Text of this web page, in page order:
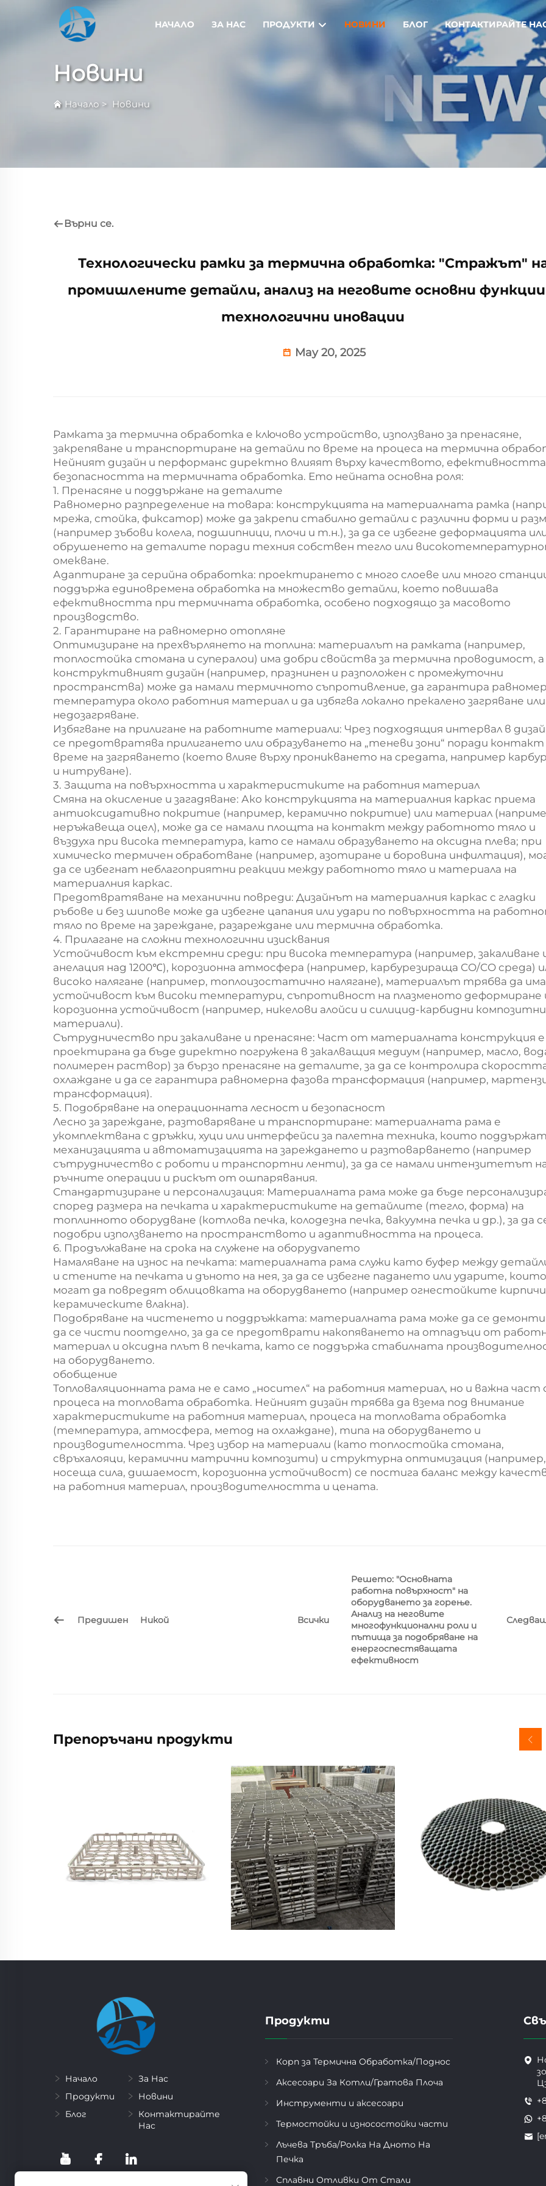
НАЧАЛО ЗА НАС ПРОДУКТИ НОВИНИ БЛОГ КОНТАКТИРАЙТЕ
Новини
Начало > Новини
Върни се.
Технологически рамки за термична обработка: "Стражът"
промишлените детайли, анализ на неговите основни
технологични иновации
May 20, 2025
Рамката за термична обработка е ключово устройство, използвано за пренасяне,
закрепяване и транспортиране на детайли по време на процеса на термична
Нейният дизайн и перформанс директно влияят върху качеството,
безопасността на термичната обработка. Ето нейната основна роля:
1. Пренасяне и поддържане на деталите
Равномерно разпределение на товара: конструкцията на материалната рамка
мрежа, стойка, фиксатор) може да закрепи стабилно детайли с различни форми и
(например зъбови колела, подшипници, плочи и т.н.), за да се избегне деформацията
обрушенето на деталите поради техния собствен тегло или
омекване.
Адаптиране за серийна обработка: проектирането с много слоеве или много
поддържа единовремена обработка на множество детайли, което повишава
ефективността при термичната обработка, особено подходящо за масовото
производство.
2. Гарантиране на равномерно отопляне
Оптимизиране на прехвърлянето на топлина: материалът на рамката (например,
топлостойка стомана и супералои) има добри свойства за термична проводимост, а
конструктивният дизайн (например, празнинен и разположен с промежуточни
пространства) може да намали термичното съпротивление, да гарантира
температура около работния материал и да избягва локално прекалено загряване или
недозагряване.
Избягване на прилигане на работните материали: Чрез подходящия интервал в
се предотвратява прилигането или образуването на „теневи зони“ поради контакт
време на загряването (което влияе върху проникването на средата, например
и нитруване).
3. Защита на повърхността и характеристиките на работния материал
Смяна на окисление и загадяване: Ако конструкцията на материалния каркас приема
антиоксидативно покритие (например, керамично покритие) или материал
неръжавеща оцел), може да се намали площта на контакт между работното тяло и
въздуха при висока температура, като се намали образуването на оксидна плева; при
химическо термичен обработване (например, азотиране и боровина инфилтация),
да се избегнат неблагоприятни реакции между работното тяло и материала на
материалния каркас.
Предотвратяване на механични повреди: Дизайнът на материалния каркас с гладки
ръбове и без шипове може да избегне цапания или удари по повърхността на
тяло по време на зареждане, разареждане или термична обработка.
4. Прилагане на сложни технологични изисквания
Устойчивост към екстремни среди: при висока температура (например, закаливане
анелация над 1200℃), корозионна атмосфера (например, карбурезираща CO/CO среда)
високо налягане (например, топлоизостатично налягане), материалът трябва да има
устойчивост към високи температури, съпротивност на плазменото деформиране
корозионна устойчивост (например, никелови алойси и силицид-карбидни композитни
материали).
Сътрудничество при закаливане и пренасяне: Част от материалната конструкция е
проектирана да бъде директно погружена в закалващия медиум (например, масло,
полимерен раствор) за бързо пренасяне на деталите, за да се контролира
охлаждане и да се гарантира равномерна фазова трансформация (например,
трансформация).
5. Подобряване на операционната лесност и безопасност
Лесно за зареждане, разтоваряване и транспортиране: материалната рама е
укомплектвана с дръжки, хуци или интерфейси за палетна техника, които поддържат
механизацията и автоматизацията на зареждането и разтоварването (например
сътрудничество с роботи и транспортни ленти), за да се намали интензитетът
ръчните операции и рискът от ошпарявания.
Стандартизиране и персонализация: Материалната рама може да бъде
според размера на печката и характеристиките на детайлите (тегло, форма) на
топлинното оборудване (котлова печка, колодезна печка, вакуумна печка и др.), за да
подобри използването на пространството и адаптивността на процеса.
6. Продължаване на срока на служене на оборудvanето
Намаляване на износ на печката: материалната рама служи като буфер между
и стените на печката и дъното на нея, за да се избегне падането или ударите, които
могат да повредят облицовката на оборудването (например огнестойките
керамическите влакна).
Подобряване на чистенето и поддръжката: материалната рама може да се
да се чисти поотделно, за да се предотврати накопяването на отпадъци от
материал и оксидна плът в печката, като се поддържа стабилната
на оборудването.
обобщение
Топловаляционната рама не е само „носител“ на работния материал, но и важна част
процеса на топловата обработка. Нейният дизайн трябва да взема под внимание
характеристиките на работния материал, процеса на топловата обработка
(температура, атмосфера, метод на охлаждане), типа на оборудването и
производителността. Чрез избор на материали (като топлостойка стомана,
свръхалояци, керамични матрични композити) и структурна оптимизация (например,
носеща сила, дишаемост, корозионна устойчивост) се постига баланс между
на работния материал, производителността и цената.
Предишен Никой Всички
Решето: "Основната
работна повърхност" на
оборудването за горење.
Анализ на неговите
многофункционални роли и
пътища за подобряване на
енергоспестяващата
ефективност
Препоръчани продукти
Начало
За Нас
Продукти
Новини
Блог
Контактирайте
Нас
Продукти
Корп за Термична Обработка/Поднос
Аксесоари За Котли/Гратова Плоча
Инструменти и аксесоари
Термостойки и износостойки части
Лъчева Тръбa/Ролкa На Дното На
Печка
Сплавни Отливки От Стали